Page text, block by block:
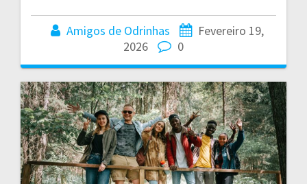
Amigos de Odrinhas
Fevereiro 19,
2026
0